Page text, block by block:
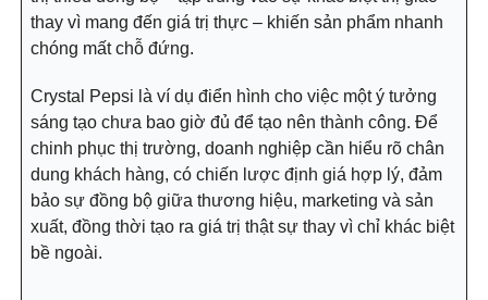
thay vì mang đến giá trị thực – khiến sản phẩm nhanh
chóng mất chỗ đứng.
Crystal Pepsi là ví dụ điển hình cho việc một ý tưởng
sáng tạo chưa bao giờ đủ để tạo nên thành công. Để
chinh phục thị trường, doanh nghiệp cần hiểu rõ chân
dung khách hàng, có chiến lược định giá hợp lý, đảm
bảo sự đồng bộ giữa thương hiệu, marketing và sản
xuất, đồng thời tạo ra giá trị thật sự thay vì chỉ khác biệt
bề ngoài.